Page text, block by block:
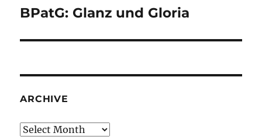
Next
BPatG: Glanz und Gloria
ARCHIVE
Archive